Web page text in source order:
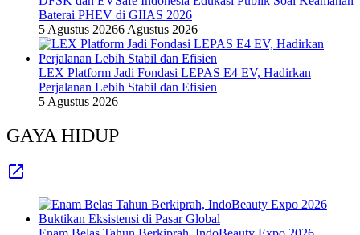
Baterai PHEV di GIIAS 2026
5 Agustus 20266 Agustus 2026
LEX Platform Jadi Fondasi LEPAS E4 EV, Hadirkan
Perjalanan Lebih Stabil dan Efisien
5 Agustus 2026
GAYA HIDUP